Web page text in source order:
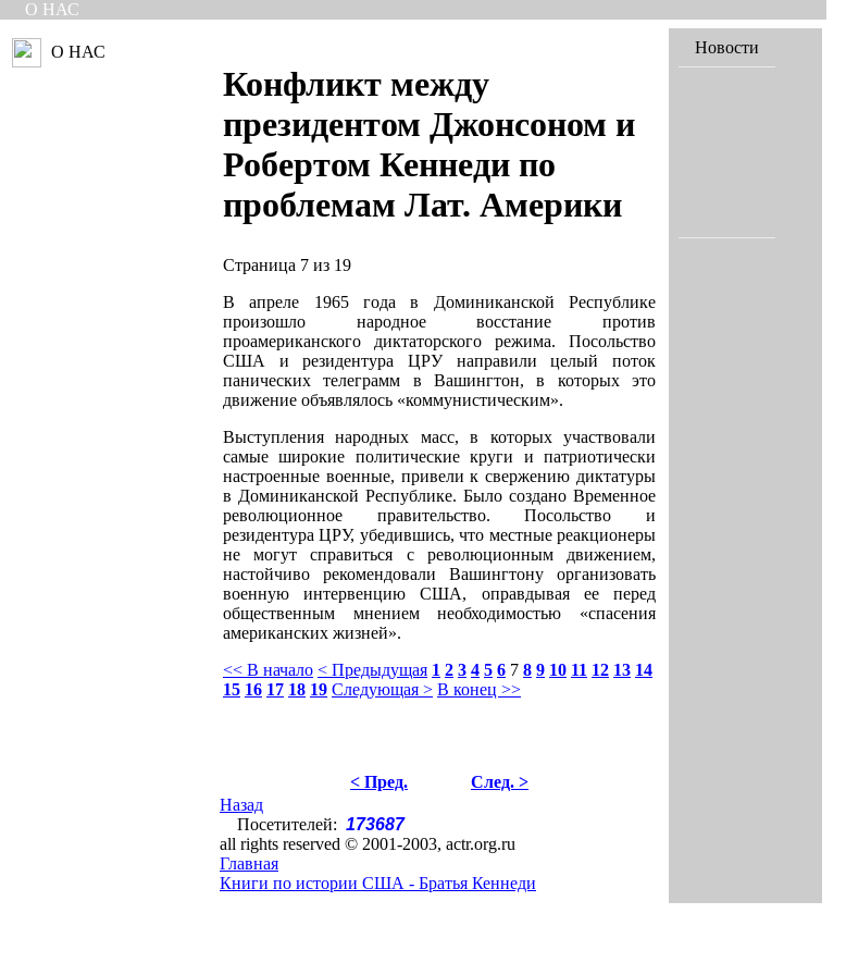
О НАС
О НАС
Конфликт между
президентом Джонсоном и
Робертом Кеннеди по
проблемам Лат. Америки
Страница 7 из 19
В апреле 1965 года в Доминиканской Республике
произошло народное восстание против
проамериканского диктаторского режима. Посольство
США и резидентура ЦРУ направили целый поток
панических телеграмм в Вашингтон, в которых это
движение объявлялось «коммунистическим».
Выступления народных масс, в которых участвовали
самые широкие политические круги и патриотически
настроенные военные, привели к свержению диктатуры
в Доминиканской Республике. Было создано Временное
революционное правительство. Посольство и
резидентура ЦРУ, убедившись, что местные реакционеры
не могут справиться с революционным движением,
настойчиво рекомендовали Вашингтону организовать
военную интервенцию США, оправдывая ее перед
общественным мнением необходимостью «спасения
американских жизней».
<< В начало < Предыдущая 1 2 3 4 5 6 7 8 9 10 11 12 13 14
15 16 17 18 19 Следующая > В конец >>
< Пред.
След. >
Назад
Посетителей: 173687
all rights reserved © 2001-2003, actr.org.ru
Главная
Книги по истории США - Братья Кеннеди
Новости